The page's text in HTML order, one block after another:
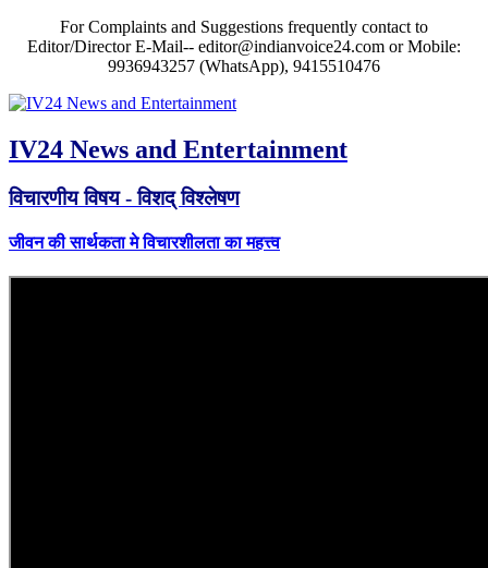
For Complaints and Suggestions frequently contact to
Editor/Director E-Mail-- editor@indianvoice24.com or Mobile:
9936943257 (WhatsApp), 9415510476
IV24 News and Entertainment
विचारणीय विषय - विशद् विश्लेषण
जीवन की सार्थकता मे विचारशीलता का महत्त्व